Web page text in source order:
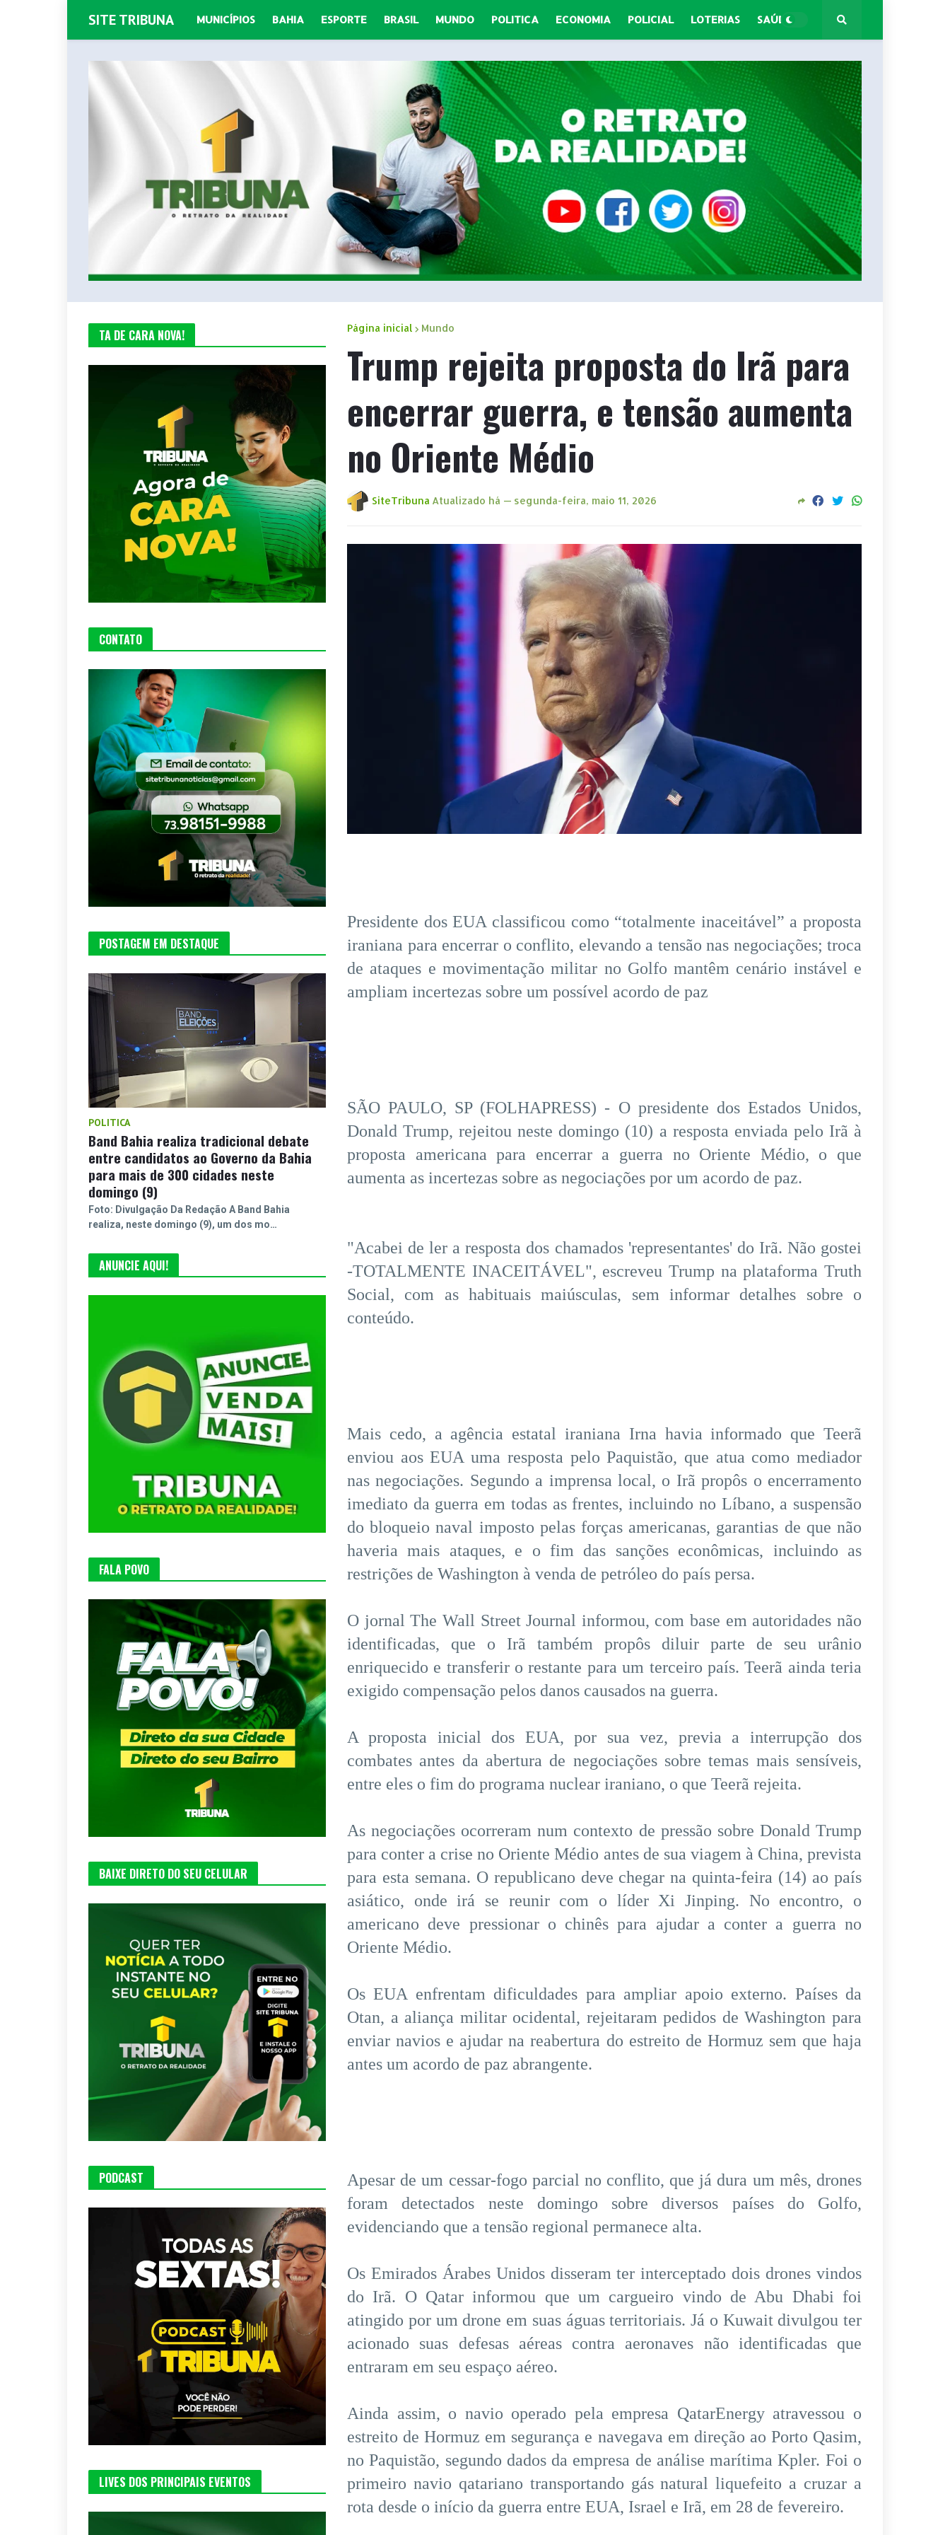
SITE TRIBUNA MUNICÍPIOS BAHIA ESPORTE BRASIL MUNDO POLITICA ECONOMIA POLICIAL LOTERIAS SAÚDE
Página inicial Mundo
Trump rejeita proposta do Irã para
encerrar guerra, e tensão aumenta
no Oriente Médio
SiteTribuna Atualizado há — segunda-feira, maio 11, 2026
Presidente dos EUA classificou como “totalmente inaceitável” a proposta
iraniana para encerrar o conflito, elevando a tensão nas negociações; troca
de ataques e movimentação militar no Golfo mantêm cenário instável e
ampliam incertezas sobre um possível acordo de paz
SÃO PAULO, SP (FOLHAPRESS) - O presidente dos Estados Unidos,
Donald Trump, rejeitou neste domingo (10) a resposta enviada pelo Irã à
proposta americana para encerrar a guerra no Oriente Médio, o que
aumenta as incertezas sobre as negociações por um acordo de paz.
"Acabei de ler a resposta dos chamados 'representantes' do Irã. Não gostei
-TOTALMENTE INACEITÁVEL", escreveu Trump na plataforma Truth
Social, com as habituais maiúsculas, sem informar detalhes sobre o
conteúdo.
Mais cedo, a agência estatal iraniana Irna havia informado que Teerã
enviou aos EUA uma resposta pelo Paquistão, que atua como mediador
nas negociações. Segundo a imprensa local, o Irã propôs o encerramento
imediato da guerra em todas as frentes, incluindo no Líbano, a suspensão
do bloqueio naval imposto pelas forças americanas, garantias de que não
haveria mais ataques, e o fim das sanções econômicas, incluindo as
restrições de Washington à venda de petróleo do país persa.
O jornal The Wall Street Journal informou, com base em autoridades não
identificadas, que o Irã também propôs diluir parte de seu urânio
enriquecido e transferir o restante para um terceiro país. Teerã ainda teria
exigido compensação pelos danos causados na guerra.
A proposta inicial dos EUA, por sua vez, previa a interrupção dos
combates antes da abertura de negociações sobre temas mais sensíveis,
entre eles o fim do programa nuclear iraniano, o que Teerã rejeita.
As negociações ocorreram num contexto de pressão sobre Donald Trump
para conter a crise no Oriente Médio antes de sua viagem à China, prevista
para esta semana. O republicano deve chegar na quinta-feira (14) ao país
asiático, onde irá se reunir com o líder Xi Jinping. No encontro, o
americano deve pressionar o chinês para ajudar a conter a guerra no
Oriente Médio.
Os EUA enfrentam dificuldades para ampliar apoio externo. Países da
Otan, a aliança militar ocidental, rejeitaram pedidos de Washington para
enviar navios e ajudar na reabertura do estreito de Hormuz sem que haja
antes um acordo de paz abrangente.
Apesar de um cessar-fogo parcial no conflito, que já dura um mês, drones
foram detectados neste domingo sobre diversos países do Golfo,
evidenciando que a tensão regional permanece alta.
Os Emirados Árabes Unidos disseram ter interceptado dois drones vindos
do Irã. O Qatar informou que um cargueiro vindo de Abu Dhabi foi
atingido por um drone em suas águas territoriais. Já o Kuwait divulgou ter
acionado suas defesas aéreas contra aeronaves não identificadas que
entraram em seu espaço aéreo.
Ainda assim, o navio operado pela empresa QatarEnergy atravessou o
estreito de Hormuz em segurança e navegava em direção ao Porto Qasim,
no Paquistão, segundo dados da empresa de análise marítima Kpler. Foi o
primeiro navio qatariano transportando gás natural liquefeito a cruzar a
rota desde o início da guerra entre EUA, Israel e Irã, em 28 de fevereiro.
TA DE CARA NOVA!
CONTATO
POSTAGEM EM DESTAQUE
POLITICA
Band Bahia realiza tradicional debate
entre candidatos ao Governo da Bahia
para mais de 300 cidades neste
domingo (9)
Foto: Divulgação Da Redação A Band Bahia
realiza, neste domingo (9), um dos mo…
ANUNCIE AQUI!
FALA POVO
BAIXE DIRETO DO SEU CELULAR
PODCAST
LIVES DOS PRINCIPAIS EVENTOS